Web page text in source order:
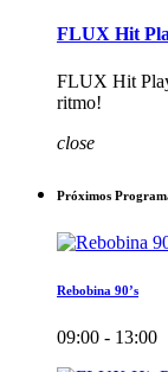
FLUX Hit
FLUX Hit
ritmo!
close
Próximos
Rebobina 90’s
09:00 - 13:00